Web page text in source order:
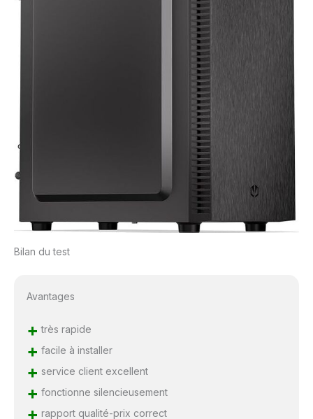
Bilan du test
Avantages
+ très rapide
+ facile à installer
+ service client excellent
+ fonctionne silencieusement
+ rapport qualité-prix correct